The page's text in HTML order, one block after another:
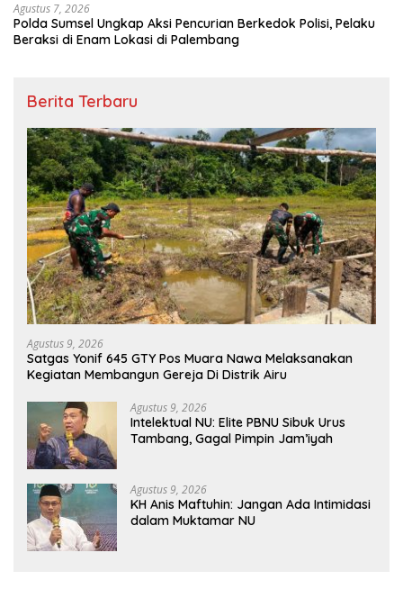
Agustus 7, 2026
Polda Sumsel Ungkap Aksi Pencurian Berkedok Polisi, Pelaku
Beraksi di Enam Lokasi di Palembang
Berita Terbaru
Agustus 9, 2026
Satgas Yonif 645 GTY Pos Muara Nawa Melaksanakan
Kegiatan Membangun Gereja Di Distrik Airu
Agustus 9, 2026
Intelektual NU: Elite PBNU Sibuk Urus
Tambang, Gagal Pimpin Jam’iyah
Agustus 9, 2026
KH Anis Maftuhin: Jangan Ada Intimidasi
dalam Muktamar NU